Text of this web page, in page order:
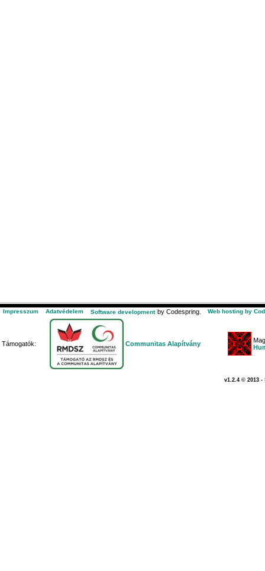
Impresszum Adatvédelem Software development by Codespring. Web hosting by
Támogatók: Communitas Alapítvány
v1.2.4 © 2013